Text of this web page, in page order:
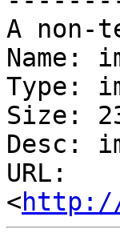
A non-
Name:
Type:
Size:
Desc:
URL:
<http://